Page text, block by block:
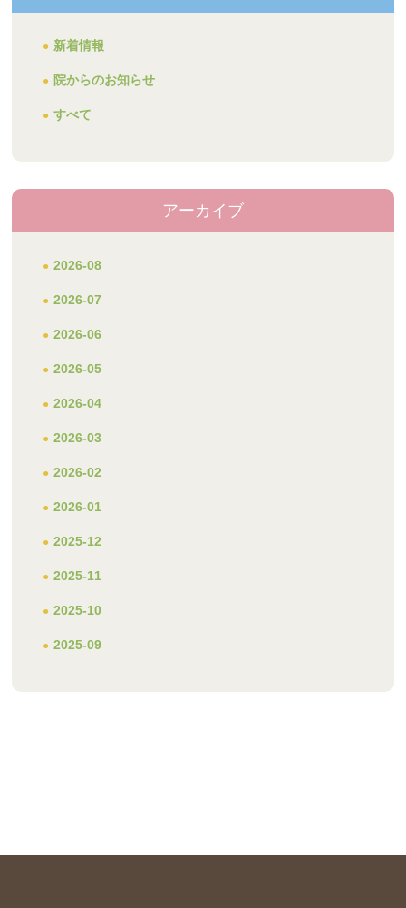
新着情報
院からのお知らせ
すべて
アーカイブ
2026-08
2026-07
2026-06
2026-05
2026-04
2026-03
2026-02
2026-01
2025-12
2025-11
2025-10
2025-09